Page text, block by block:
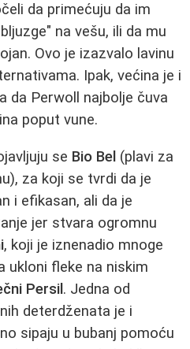
da primećuju da im
na vešu, ili da mu
Ovo je izazvalo lavinu
Ipak, većina je i
da Perwoll najbolje čuva
poput vune.
se Bio Bel (plavi za
za koji se tvrdi da je
i efikasan, ali da je
jer stvara ogromnu
, koji je iznenadio mnoge
ukloni fleke na niskim
Persil. Jedna od
deterdženata je i
sipaju u bubanj pomoću